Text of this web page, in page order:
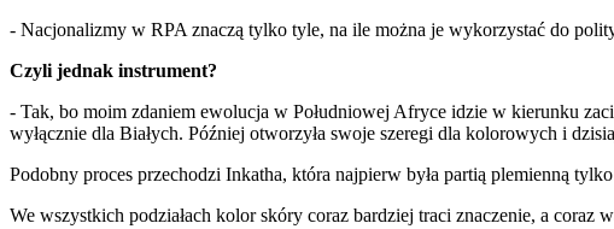
- Nacjonalizmy w RPA znaczą tylko tyle, na ile można je wykorzystać do
Czyli jednak instrument?
- Tak, bo moim zdaniem ewolucja w Południowej Afryce idzie w kierunku
wyłącznie dla Białych. Później otworzyła swoje szeregi dla kolorowych i
Podobny proces przechodzi Inkatha, która najpierw była partią plemienną
We wszystkich podziałach kolor skóry coraz bardziej traci znaczenie, a coraz